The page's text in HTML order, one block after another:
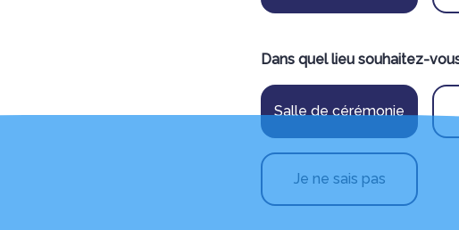
Dans quel lieu souhaitez-
Salle de cérémonie
Je ne sais pas